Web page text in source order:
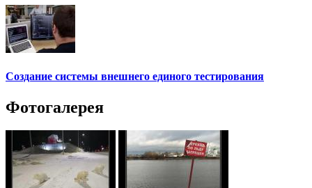
Создание системы внешнего единого тестирования
Фотогалерея